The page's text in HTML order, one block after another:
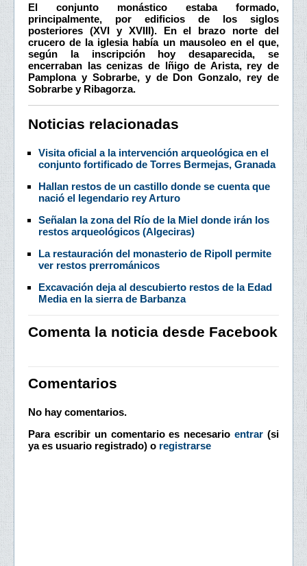
El conjunto monástico estaba formado,
principalmente, por edificios de los siglos
posteriores (XVI y XVIII). En el brazo norte del
crucero de la iglesia había un mausoleo en el que,
según la inscripción hoy desaparecida, se
encerraban las cenizas de Iñigo de Arista, rey de
Pamplona y Sobrarbe, y de Don Gonzalo, rey de
Sobrarbe y Ribagorza.
Noticias relacionadas
Visita oficial a la intervención arqueológica en el
conjunto fortificado de Torres Bermejas, Granada
Hallan restos de un castillo donde se cuenta que
nació el legendario rey Arturo
Señalan la zona del Río de la Miel donde irán los
restos arqueológicos (Algeciras)
La restauración del monasterio de Ripoll permite
ver restos prerrománicos
Excavación deja al descubierto restos de la Edad
Media en la sierra de Barbanza
Comenta la noticia desde Facebook
Comentarios
No hay comentarios.
Para escribir un comentario es necesarioentrar (si
ya es usuario registrado) o registrarse